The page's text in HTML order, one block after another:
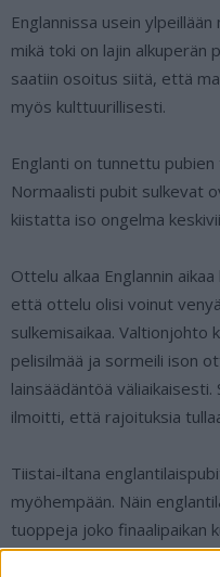
Englannissa usein
mikä toki on lajin
saatiin osoitus siitä, että
myös kulttuurillisesti.
Englanti on tunnettu
Normaalisti pubit sulkevat
kiistatta iso ongelma
Ottelu alkaa Englannin
että ottelu olisi voinut
sulkemisaikaa. Valtionjohto
pelisilmää ja sormeili ison
lainsäädäntöä
ilmoitti, että rajoituksia
Tiistai-iltana
myöhempään. Näin
tuoppeja joko finaalipaikan
pettymyksen